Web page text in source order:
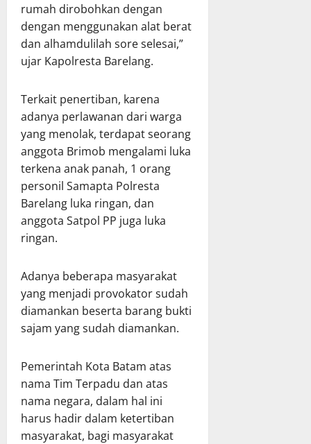
rumah dirobohkan dengan
dengan menggunakan alat berat
dan alhamdulilah sore selesai,”
ujar Kapolresta Barelang.
Terkait penertiban, karena
adanya perlawanan dari warga
yang menolak, terdapat seorang
anggota Brimob mengalami luka
terkena anak panah, 1 orang
personil Samapta Polresta
Barelang luka ringan, dan
anggota Satpol PP juga luka
ringan.
Adanya beberapa masyarakat
yang menjadi provokator sudah
diamankan beserta barang bukti
sajam yang sudah diamankan.
Pemerintah Kota Batam atas
nama Tim Terpadu dan atas
nama negara, dalam hal ini
harus hadir dalam ketertiban
masyarakat, bagi masyarakat